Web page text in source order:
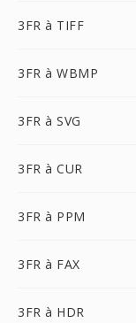
3FR à TIFF
3FR à WBMP
3FR à SVG
3FR à CUR
3FR à PPM
3FR à FAX
3FR à HDR